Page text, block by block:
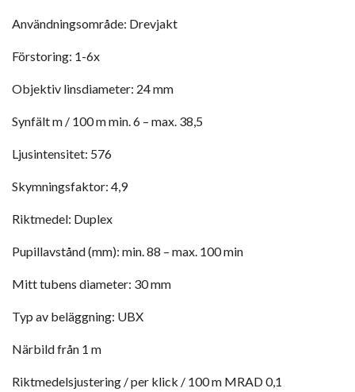
Användningsområde: Drevjakt
Förstoring: 1-6x
Objektiv linsdiameter: 24 mm
Synfält m / 100 m min. 6 – max. 38,5
Ljusintensitet: 576
Skymningsfaktor: 4,9
Riktmedel: Duplex
Pupillavstånd (mm): min. 88 – max. 100 min
Mitt tubens diameter: 30 mm
Typ av beläggning: UBX
Närbild från 1 m
Riktmedelsjustering / per klick / 100 m MRAD 0,1